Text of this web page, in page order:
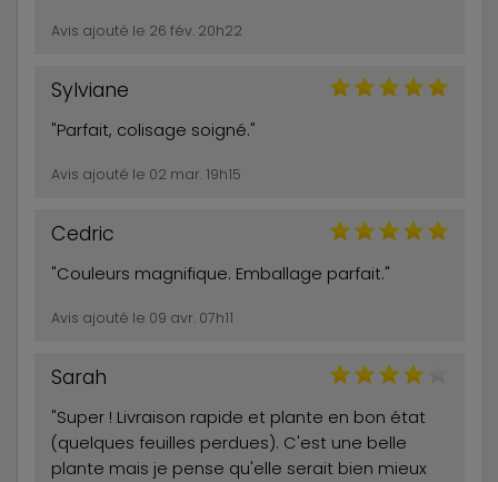
Avis ajouté le 26 fév. 20h22
Sylviane
"Parfait, colisage soigné."
Avis ajouté le 02 mar. 19h15
Cedric
"Couleurs magnifique. Emballage parfait."
Avis ajouté le 09 avr. 07h11
Sarah
"Super ! Livraison rapide et plante en bon état
(quelques feuilles perdues). C'est une belle
plante mais je pense qu'elle serait bien mieux